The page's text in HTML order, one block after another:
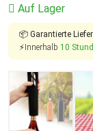
Auf Lager
📦 Garantierte
⚡Innerhalb 10